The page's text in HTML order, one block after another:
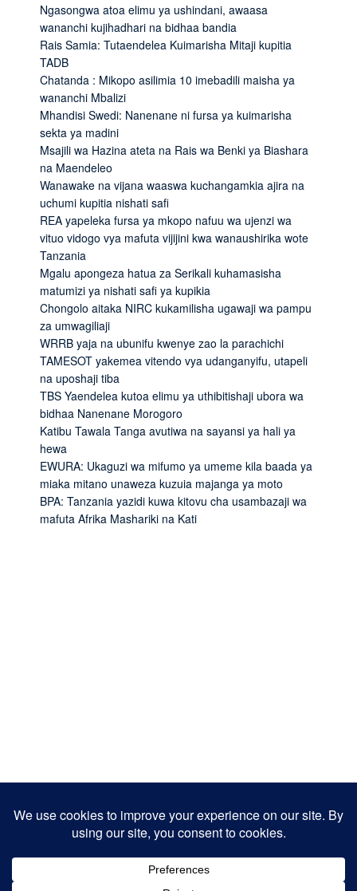
Ngasongwa atoa elimu ya ushindani, awaasa
wananchi kujihadhari na bidhaa bandia
Rais Samia: Tutaendelea Kuimarisha Mitaji kupitia
TADB
Chatanda : Mikopo asilimia 10 imebadili maisha ya
wananchi Mbalizi
Mhandisi Swedi: Nanenane ni fursa ya kuimarisha
sekta ya madini
Msajili wa Hazina ateta na Rais wa Benki ya Biashara
na Maendeleo
Wanawake na vijana waaswa kuchangamkia ajira na
uchumi kupitia nishati safi
REA yapeleka fursa ya mkopo nafuu wa ujenzi wa
vituo vidogo vya mafuta vijijini kwa wanaushirika wote
Tanzania
Mgalu apongeza hatua za Serikali kuhamasisha
matumizi ya nishati safi ya kupikia
Chongolo aitaka NIRC kukamilisha ugawaji wa pampu
za umwagiliaji
WRRB yaja na ubunifu kwenye zao la parachichi
TAMESOT yakemea vitendo vya udanganyifu, utapeli
na uposhaji tiba
TBS Yaendelea kutoa elimu ya uthibitishaji ubora wa
bidhaa Nanenane Morogoro
Katibu Tawala Tanga avutiwa na sayansi ya hali ya
hewa
EWURA: Ukaguzi wa mifumo ya umeme kila baada ya
miaka mitano unaweza kuzuia majanga ya moto
BPA: Tanzania yazidi kuwa kitovu cha usambazaji wa
mafuta Afrika Mashariki na Kati